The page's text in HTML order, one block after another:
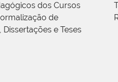
dos Cursos
de
Dissertações e Teses